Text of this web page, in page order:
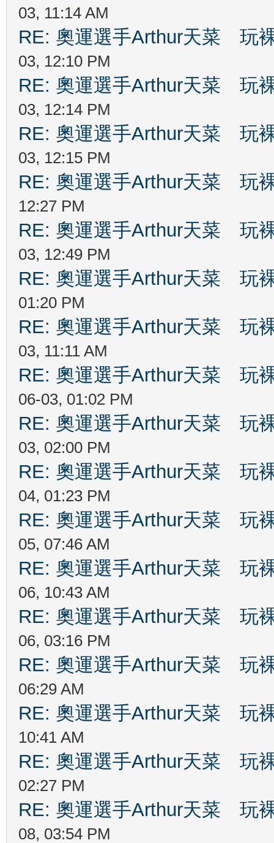
03, 11:14 AM
RE: 奧運選手Arthur天菜 玩
03, 12:10 PM
RE: 奧運選手Arthur天菜 玩
03, 12:14 PM
RE: 奧運選手Arthur天菜 玩
03, 12:15 PM
RE: 奧運選手Arthur天菜 玩
12:27 PM
RE: 奧運選手Arthur天菜 玩
03, 12:49 PM
RE: 奧運選手Arthur天菜 玩
01:20 PM
RE: 奧運選手Arthur天菜 玩
03, 11:11 AM
RE: 奧運選手Arthur天菜 玩
06-03, 01:02 PM
RE: 奧運選手Arthur天菜 玩
03, 02:00 PM
RE: 奧運選手Arthur天菜 玩
04, 01:23 PM
RE: 奧運選手Arthur天菜 玩
05, 07:46 AM
RE: 奧運選手Arthur天菜 玩
06, 10:43 AM
RE: 奧運選手Arthur天菜 玩
06, 03:16 PM
RE: 奧運選手Arthur天菜 玩
06:29 AM
RE: 奧運選手Arthur天菜 玩
10:41 AM
RE: 奧運選手Arthur天菜 玩
02:27 PM
RE: 奧運選手Arthur天菜 玩
08, 03:54 PM